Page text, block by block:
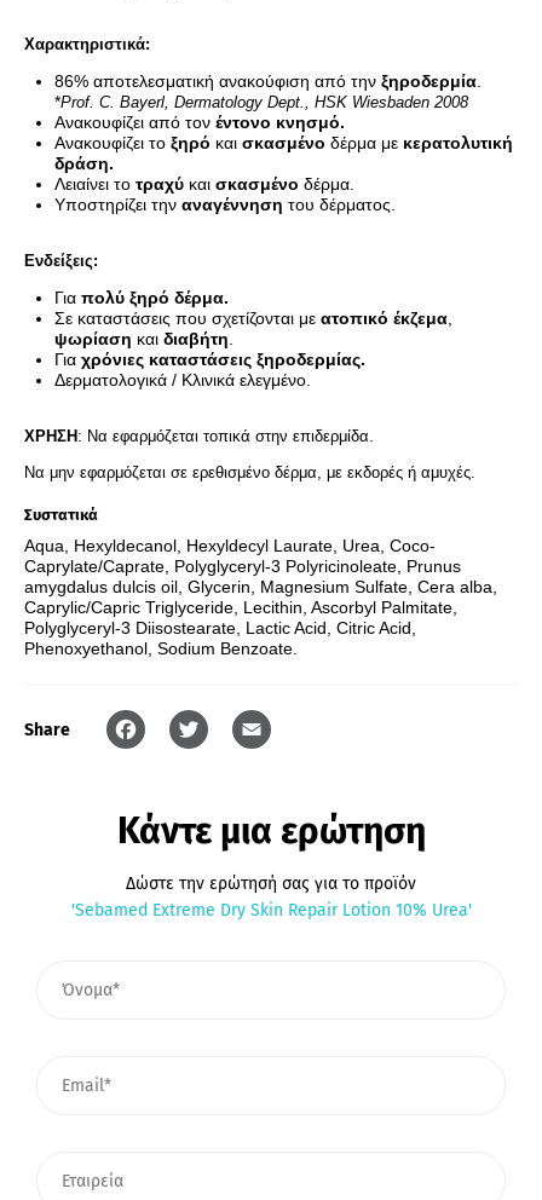
Χαρακτηριστικά:
86% αποτελεσματική ανακούφιση από την ξηροδερμία
*Prof. C. Bayerl, Dermatology Dept., HSK Wiesbaden 2008
Ανακουφίζει από τον έντονο κνησμό.
Ανακουφίζει το ξηρό και σκασμένο δέρμα με κερατολυτική
δράση.
Λειαίνει το τραχύ και σκασμένο δέρμα.
Υποστηρίζει την αναγέννηση του δέρματος.
Ενδείξεις:
Για πολύ ξηρό δέρμα.
Σε καταστάσεις που σχετίζονται με ατοπικό έκζεμα
ψωρίαση και διαβήτη
Για χρόνιες καταστάσεις ξηροδερμίας.
Δερματολογικά / Κλινικά ελεγμένο.
ΧΡΗΣΗ : Να εφαρμόζεται τοπικά στην επιδερμίδα.
Nα μην εφαρμόζεται σε ερεθισμένο δέρμα, με εκδορές ή αμυχές.
Συστατικά
Aqua, Hexyldecanol, Hexyldecyl Laurate, Urea, Coco-
Caprylate/Caprate, Polyglyceryl-3 Polyricinoleate, Prunus
amygdalus dulcis oil, Glycerin, Magnesium Sulfate, Cera alba,
Caprylic/Capric Triglyceride, Lecithin, Ascorbyl Palmitate,
Polyglyceryl-3 Diisostearate, Lactic Acid, Citric Acid,
Phenoxyethanol, Sodium Benzoate.
Share
Κάντε μια ερώτηση
Δώστε την ερώτησή σας για το προϊόν
'Sebamed Extreme Dry Skin Repair Lotion 10% Urea'